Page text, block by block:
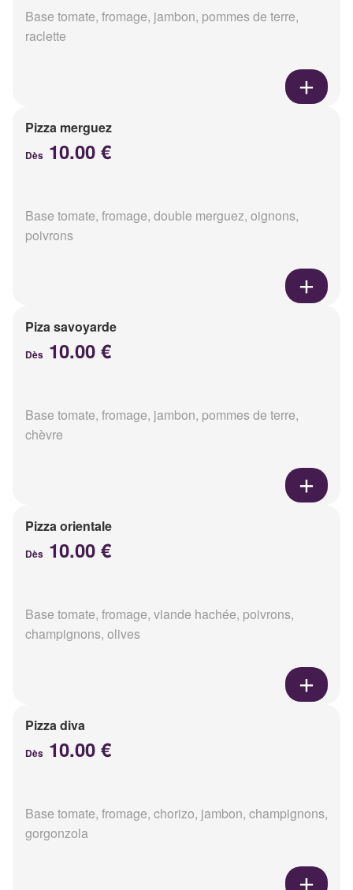
Base tomate, fromage, jambon, pommes de terre,
raclette
Pizza merguez
Dès 10.00 €
Base tomate, fromage, double merguez, oignons,
poivrons
Piza savoyarde
Dès 10.00 €
Base tomate, fromage, jambon, pommes de terre,
chèvre
Pizza orientale
Dès 10.00 €
Base tomate, fromage, viande hachée, poivrons,
champignons, olives
Pizza diva
Dès 10.00 €
Base tomate, fromage, chorizo, jambon, champignons,
gorgonzola